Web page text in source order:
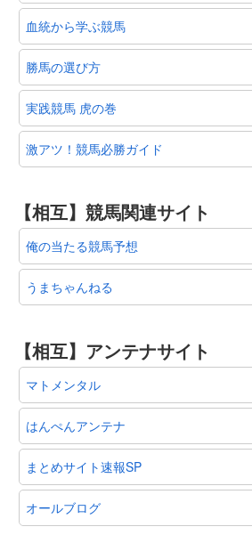
血統から学ぶ競馬
勝馬の選び方
実践競馬 虎の巻
激アツ！競馬必勝ガイド
【相互】競馬関連サイト
俺の当たる競馬予想
うまちゃんねる
【相互】アンテナサイト
マトメンタル
はんぺんアンテナ
まとめサイト速報SP
オールブログ